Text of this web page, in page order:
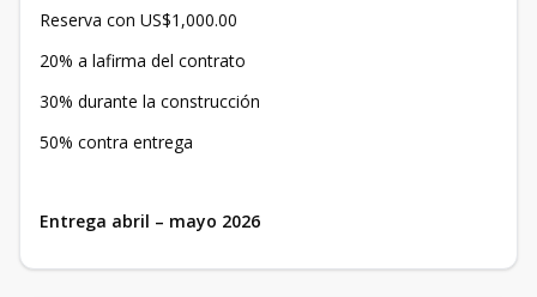
Reserva con US$1,000.00
20% a lafirma del contrato
30% durante la construcción
50% contra entrega
Entrega abril – mayo 2026